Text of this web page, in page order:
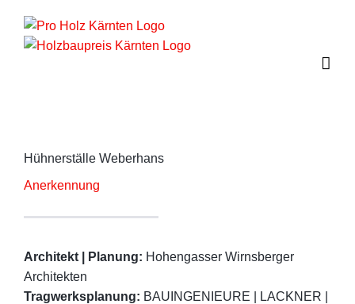
Inhalt
springen
Hühnerställe Weberhans
Anerkennung
Architekt | Planung: Hohengasser Wirnsberger
Architekten
Tragwerksplanung: BAUINGENIEURE | LACKNER |